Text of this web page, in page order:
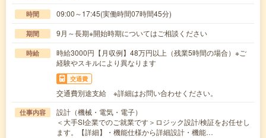
時間 09:00～17:45(実働時間07時間45分)
期間 9月～長期※開始時期についてはご相談ください
時給
時給3000円【月収例】48万円以上（残業5時間の場合）※ご
経験やスキルにより異なります
交通費
交通費別途支給 ※詳細はお問い合わせください。
仕事内容
設計（機械・電気・電子）
＜大手SI企業でのご就業です＞ロジック設計/検証をお任せし
ます。【詳細】・機能仕様から詳細設計・機能…